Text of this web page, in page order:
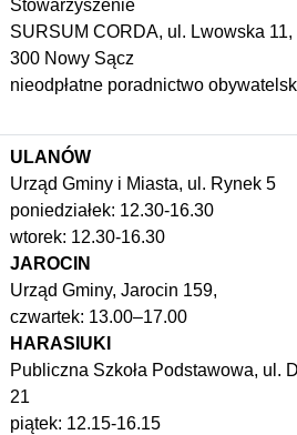
Stowarzyszenie
SURSUM CORDA, ul. Lwowska 11,
300 Nowy Sącz
nieodpłatne poradnictwo
ULANÓW
Urząd Gminy i Miasta, ul. Rynek 5
poniedziałek: 12.30-16.30
wtorek: 12.30-16.30
JAROCIN
Urząd Gminy, Jarocin 159,
czwartek: 13.00–17.00
HARASIUKI
Publiczna Szkoła Podstawowa, ul.
21
piątek: 12.15-16.15